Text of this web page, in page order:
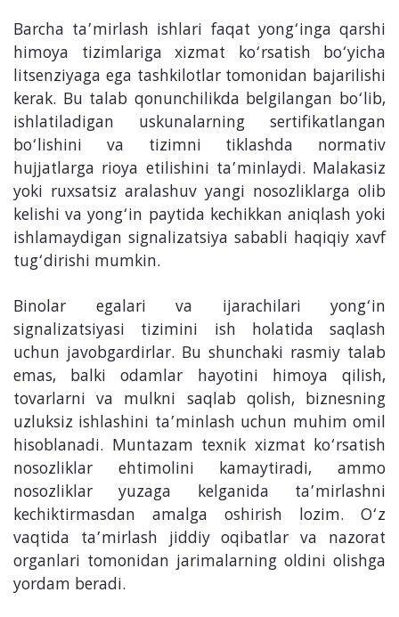
Barcha ta’mirlash ishlari faqat yong‘inga qarshi
himoya tizimlariga xizmat ko‘rsatish bo‘yicha
litsenziyaga ega tashkilotlar tomonidan bajarilishi
kerak. Bu talab qonunchilikda belgilangan bo‘lib,
ishlatiladigan uskunalarning sertifikatlangan
bo‘lishini va tizimni tiklashda normativ
hujjatlarga rioya etilishini ta’minlaydi. Malakasiz
yoki ruxsatsiz aralashuv yangi nosozliklarga olib
kelishi va yong‘in paytida kechikkan aniqlash yoki
ishlamaydigan signalizatsiya sababli haqiqiy xavf
tug‘dirishi mumkin.
Binolar egalari va ijarachilari yong‘in
signalizatsiyasi tizimini ish holatida saqlash
uchun javobgardirlar. Bu shunchaki rasmiy talab
emas, balki odamlar hayotini himoya qilish,
tovarlarni va mulkni saqlab qolish, biznesning
uzluksiz ishlashini ta’minlash uchun muhim omil
hisoblanadi. Muntazam texnik xizmat ko‘rsatish
nosozliklar ehtimolini kamaytiradi, ammo
nosozliklar yuzaga kelganida ta’mirlashni
kechiktirmasdan amalga oshirish lozim. O‘z
vaqtida ta’mirlash jiddiy oqibatlar va nazorat
organlari tomonidan jarimalarning oldini olishga
yordam beradi.